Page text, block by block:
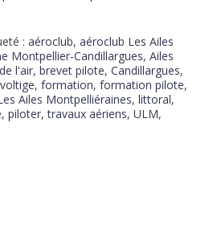
: aéroclub, aéroclub Les Ailes
Montpellier-Candillargues, Ailes
l'air, brevet pilote, Candillargues,
, formation, formation pilote,
Ailes Montpelliéraines, littoral,
, piloter,travaux aériens, ULM,